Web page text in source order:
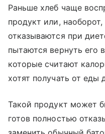
Раньше хлеб чаще
продукт или, наоборот,
отказываются при
пытаются вернуть его
которые считают
хотят получать от еды
Такой продукт может
готов полностью